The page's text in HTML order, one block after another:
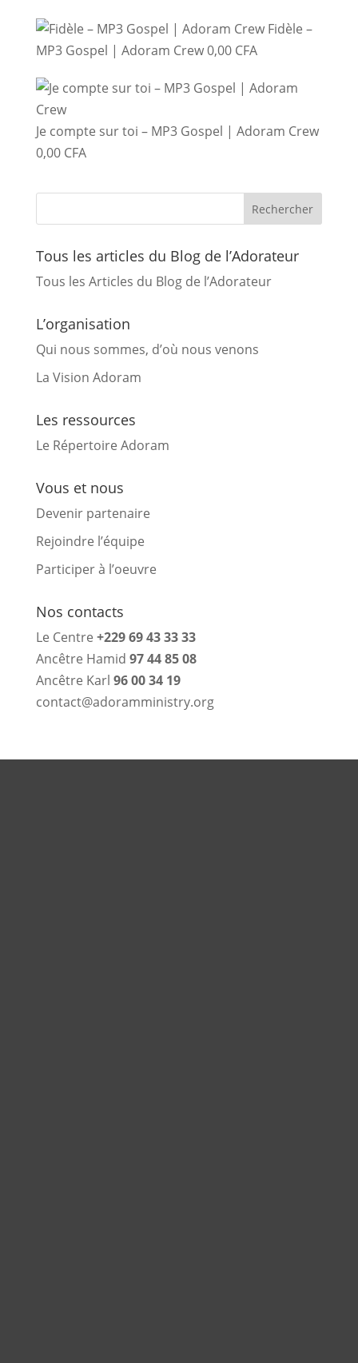
Fidèle –
MP3 Gospel | Adoram Crew0,00 CFA
Je compte sur toi – MP3 Gospel | Adoram Crew
0,00 CFA
Tous les articles du Blog de l’Adorateur
Tous les Articles du Blog de l’Adorateur
L’organisation
Qui nous sommes, d’où nous venons
La Vision Adoram
Les ressources
Le Répertoire Adoram
Vous et nous
Devenir partenaire
Rejoindre l’équipe
Participer à l’oeuvre
Nos contacts
Le Centre +229 69 43 33 33
Ancêtre Hamid 97 44 85 08
Ancêtre Karl 96 00 34 19
contact@adoramministry.org